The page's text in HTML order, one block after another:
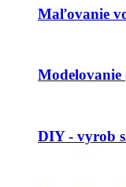
Maľovanie
Modelovanie
DIY - vyrob